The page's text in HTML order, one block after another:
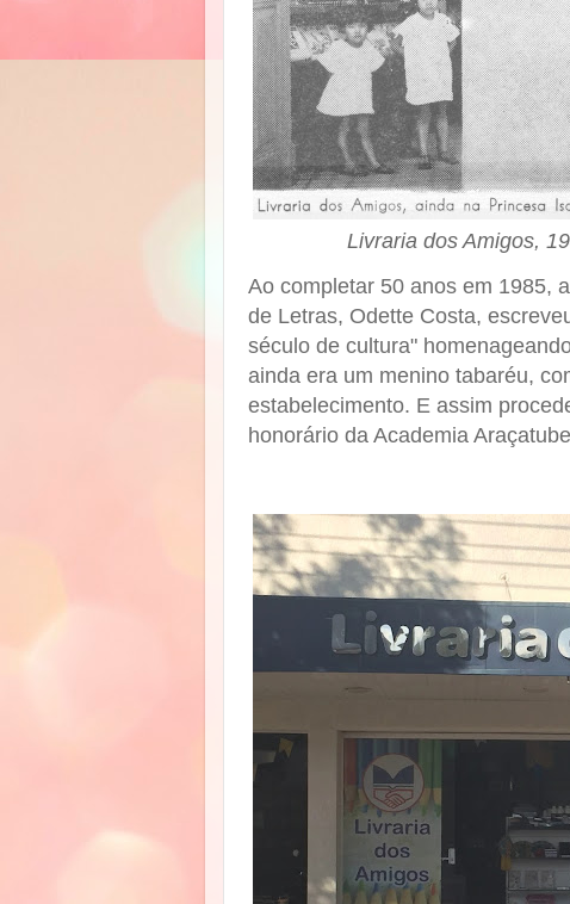
Livraria dos Amigos,
Ao completar 50 anos em 1985,
de Letras, Odette Costa,
século de cultura"
ainda era um menino tabaréu,
estabelecimento. E assim
honorário da Academia